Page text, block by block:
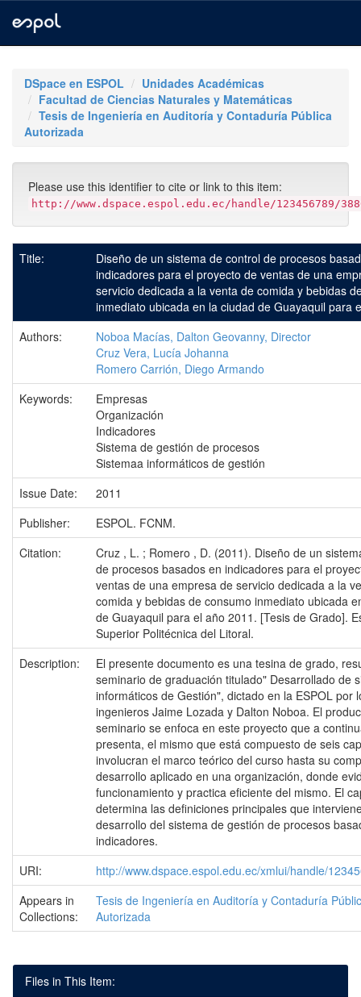
navigationDSpace en ESPOL
Unidades Académicas
Facultad de Ciencias Naturales y Matemáticas
Tesis de Ingeniería en Auditoría y Contaduría Pública
Autorizada
Please use this identifier to cite or link to this item:
http://www.dspace.espol.edu.ec/handle/123456789/
Title:
Diseño de un sistema de control de procesos
indicadores para el proyecto de ventas de una
servicio dedicada a la venta de comida y bebidas
inmediato ubicada en la ciudad de Guayaquil para
Authors:
Noboa Macías, Dalton Geovanny, Director
Cruz Vera, Lucía Johanna
Romero Carrión, Diego Armando
Keywords:
Empresas
Organización
Indicadores
Sistema de gestión de procesos
Sistemaa informáticos de gestión
Issue Date:
2011
Publisher:
ESPOL. FCNM.
Citation:
Cruz , L. ; Romero , D. (2011). Diseño de un
de procesos basados en indicadores para el
ventas de una empresa de servicio dedicada a la
comida y bebidas de consumo inmediato ubicada
de Guayaquil para el año 2011. [Tesis de Grado].
Superior Politécnica del Litoral.
Description:
El presente documento es una tesina de grado,
seminario de graduación titulado" Desarrollado de
informáticos de Gestión", dictado en la ESPOL por
ingenieros Jaime Lozada y Dalton Noboa. El
seminario se enfoca en este proyecto que a
presenta, el mismo que está compuesto de seis
involucran el marco teórico del curso hasta su
desarrollo aplicado en una organización, donde
funcionamiento y practica eficiente del mismo. El
determina las definiciones principales que
desarrollo del sistema de gestión de procesos
indicadores.
URI:
http://www.dspace.espol.edu.ec/xmlui/handle/
Appears in
Collections:
Tesis de Ingeniería en Auditoría y Contaduría
Autorizada
Files in This Item: